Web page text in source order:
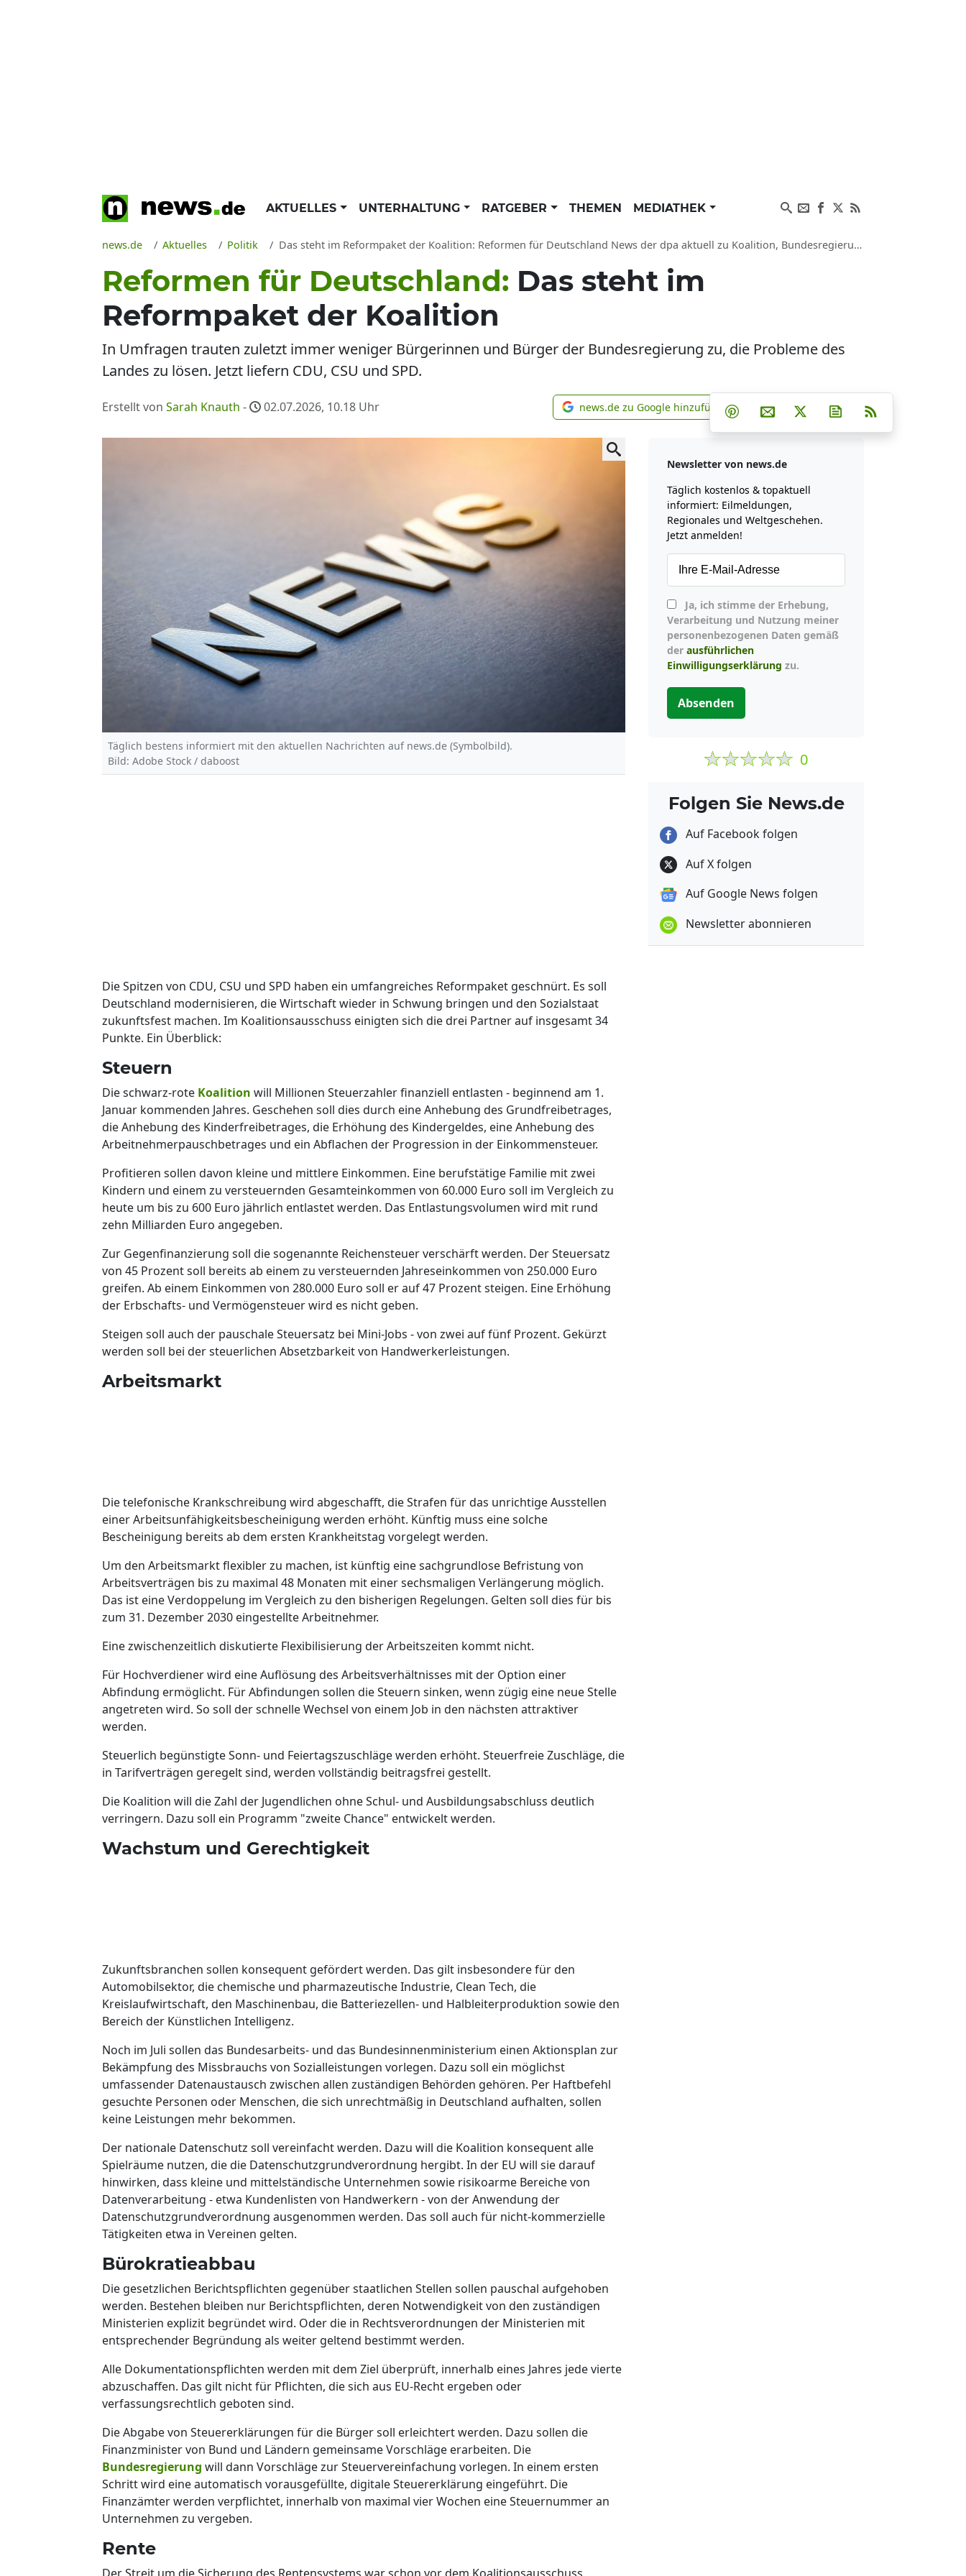
AKTUELLES UNTERHALTUNG RATGEBER THEMEN MEDIATHEK
news.de Aktuelles Politik Das steht im Reformpaket der Koalition: Reformen für Deutschland News der dpa aktuell zu Koalition, Bundesregierung und Partei
Reformen für Deutschland: Das steht im
Reformpaket der Koalition
In Umfragen trauten zuletzt immer weniger Bürgerinnen und Bürger der Bundesregierung zu, die Probleme des
Landes zu lösen. Jetzt liefern CDU, CSU und SPD.
Erstellt von Sarah Knauth - 02.07.2026, 10.18 Uhr news.de zu Google hinzufügen
news.de zu Google hinzufügen Teilen auf Facebook
Teilen auf Whatsapp
Teilen auf Telegram
Teilen auf Pinterest
Per E-Mail teilen
Post auf XNewsletter
Täglich bestens informiert mit den aktuellen Nachrichten auf news.de (Symbolbild).
Bild: Adobe Stock / daboost
Die Spitzen von CDU, CSU und SPD haben ein umfangreiches Reformpaket geschnürt. Es soll
Deutschland modernisieren, die Wirtschaft wieder in Schwung bringen und den Sozialstaat
zukunftsfest machen. Im Koalitionsausschuss einigten sich die drei Partner auf insgesamt 34
Punkte. Ein Überblick:
Steuern
Die schwarz-rote Koalition will Millionen Steuerzahler finanziell entlasten - beginnend am 1.
Januar kommenden Jahres. Geschehen soll dies durch eine Anhebung des Grundfreibetrages,
die Anhebung des Kinderfreibetrages, die Erhöhung des Kindergeldes, eine Anhebung des
Arbeitnehmerpauschbetrages und ein Abflachen der Progression in der Einkommensteuer.
Profitieren sollen davon kleine und mittlere Einkommen. Eine berufstätige Familie mit zwei
Kindern und einem zu versteuernden Gesamteinkommen von 60.000 Euro soll im Vergleich zu
heute um bis zu 600 Euro jährlich entlastet werden. Das Entlastungsvolumen wird mit rund
zehn Milliarden Euro angegeben.
Zur Gegenfinanzierung soll die sogenannte Reichensteuer verschärft werden. Der Steuersatz
von 45 Prozent soll bereits ab einem zu versteuernden Jahreseinkommen von 250.000 Euro
greifen. Ab einem Einkommen von 280.000 Euro soll er auf 47 Prozent steigen. Eine Erhöhung
der Erbschafts- und Vermögensteuer wird es nicht geben.
Steigen soll auch der pauschale Steuersatz bei Mini-Jobs - von zwei auf fünf Prozent. Gekürzt
werden soll bei der steuerlichen Absetzbarkeit von Handwerkerleistungen.
Arbeitsmarkt
Die telefonische Krankschreibung wird abgeschafft, die Strafen für das unrichtige Ausstellen
einer Arbeitsunfähigkeitsbescheinigung werden erhöht. Künftig muss eine solche
Bescheinigung bereits ab dem ersten Krankheitstag vorgelegt werden.
Um den Arbeitsmarkt flexibler zu machen, ist künftig eine sachgrundlose Befristung von
Arbeitsverträgen bis zu maximal 48 Monaten mit einer sechsmaligen Verlängerung möglich.
Das ist eine Verdoppelung im Vergleich zu den bisherigen Regelungen. Gelten soll dies für bis
zum 31. Dezember 2030 eingestellte Arbeitnehmer.
Eine zwischenzeitlich diskutierte Flexibilisierung der Arbeitszeiten kommt nicht.
Für Hochverdiener wird eine Auflösung des Arbeitsverhältnisses mit der Option einer
Abfindung ermöglicht. Für Abfindungen sollen die Steuern sinken, wenn zügig eine neue Stelle
angetreten wird. So soll der schnelle Wechsel von einem Job in den nächsten attraktiver
werden.
Steuerlich begünstigte Sonn- und Feiertagszuschläge werden erhöht. Steuerfreie Zuschläge, die
in Tarifverträgen geregelt sind, werden vollständig beitragsfrei gestellt.
Die Koalition will die Zahl der Jugendlichen ohne Schul- und Ausbildungsabschluss deutlich
verringern. Dazu soll ein Programm "zweite Chance" entwickelt werden.
Wachstum und Gerechtigkeit
Zukunftsbranchen sollen konsequent gefördert werden. Das gilt insbesondere für den
Automobilsektor, die chemische und pharmazeutische Industrie, Clean Tech, die
Kreislaufwirtschaft, den Maschinenbau, die Batteriezellen- und Halbleiterproduktion sowie den
Bereich der Künstlichen Intelligenz.
Noch im Juli sollen das Bundesarbeits- und das Bundesinnenministerium einen Aktionsplan zur
Bekämpfung des Missbrauchs von Sozialleistungen vorlegen. Dazu soll ein möglichst
umfassender Datenaustausch zwischen allen zuständigen Behörden gehören. Per Haftbefehl
gesuchte Personen oder Menschen, die sich unrechtmäßig in Deutschland aufhalten, sollen
keine Leistungen mehr bekommen.
Der nationale Datenschutz soll vereinfacht werden. Dazu will die Koalition konsequent alle
Spielräume nutzen, die die Datenschutzgrundverordnung hergibt. In der EU will sie darauf
hinwirken, dass kleine und mittelständische Unternehmen sowie risikoarme Bereiche von
Datenverarbeitung - etwa Kundenlisten von Handwerkern - von der Anwendung der
Datenschutzgrundverordnung ausgenommen werden. Das soll auch für nicht-kommerzielle
Tätigkeiten etwa in Vereinen gelten.
Bürokratieabbau
Die gesetzlichen Berichtspflichten gegenüber staatlichen Stellen sollen pauschal aufgehoben
werden. Bestehen bleiben nur Berichtspflichten, deren Notwendigkeit von den zuständigen
Ministerien explizit begründet wird. Oder die in Rechtsverordnungen der Ministerien mit
entsprechender Begründung als weiter geltend bestimmt werden.
Alle Dokumentationspflichten werden mit dem Ziel überprüft, innerhalb eines Jahres jede vierte
abzuschaffen. Das gilt nicht für Pflichten, die sich aus EU-Recht ergeben oder
verfassungsrechtlich geboten sind.
Die Abgabe von Steuererklärungen für die Bürger soll erleichtert werden. Dazu sollen die
Finanzminister von Bund und Ländern gemeinsame Vorschläge erarbeiten. Die
Bundesregierung will dann Vorschläge zur Steuervereinfachung vorlegen. In einem ersten
Schritt wird eine automatisch vorausgefüllte, digitale Steuererklärung eingeführt. Die
Finanzämter werden verpflichtet, innerhalb von maximal vier Wochen eine Steuernummer an
Unternehmen zu vergeben.
Rente
Der Streit um die Sicherung des Rentensystems war schon vor dem Koalitionsausschuss
Newsletter von news.de
Täglich kostenlos & topaktuell
informiert: Eilmeldungen,
Regionales und Weltgeschehen.
Jetzt anmelden!
Verarbeitung und Nutzung meiner
personenbezogenen Daten gemäß
der ausführlichen
Einwilligungserklärung zu.
Absenden
0
Folgen Sie News.de
Auf Facebook folgen
Auf X folgen
Auf Google News folgen
Newsletter abonnieren